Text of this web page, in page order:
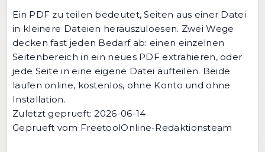
Ein PDF zu teilen bedeutet, Seiten aus einer Datei
in kleinere Dateien herauszuloesen. Zwei Wege
decken fast jeden Bedarf ab: einen einzelnen
Seitenbereich in ein neues PDF extrahieren, oder
jede Seite in eine eigene Datei aufteilen. Beide
laufen online, kostenlos, ohne Konto und ohne
Installation.
Zuletzt geprueft: 2026-06-14
Geprueft vom FreetoolOnline-Redaktionsteam